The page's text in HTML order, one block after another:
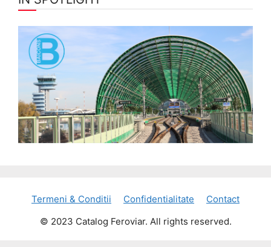
Termeni & Conditii Confidentialitate
Contact
© 2023 Catalog Feroviar. All rights reserved.